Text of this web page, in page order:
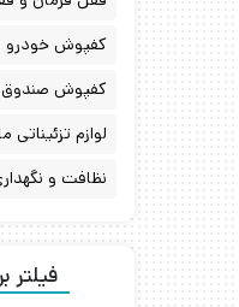
کفپوش خودرو
کفپوش صندوق
لوازم تزئیناتی
نظافت و